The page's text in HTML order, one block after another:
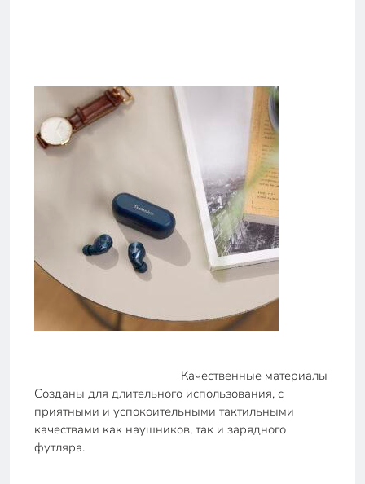
Качественные материалы
Созданы для длительного использования, с
приятными и успокоительными тактильными
качествами как наушников, так и зарядного
футляра.